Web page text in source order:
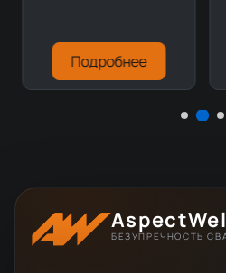
Подробнее
БЕЗУПРЕЧНОСТЬ